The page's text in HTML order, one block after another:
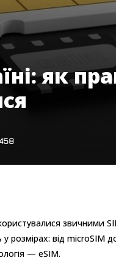
як
звичними
від microSIM
— eSIM.